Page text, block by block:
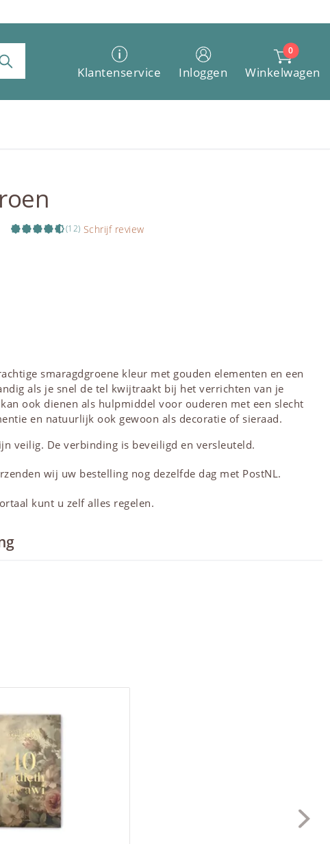
Klantenservice Inloggen
0
Winkelwagen
(12) Schrijf review
smaragdgroene kleur met gouden elementen en een
als je snel de tel kwijtraakt bij het verrichten van je
kan ook dienen als hulpmiddel voor ouderen met een slecht
en natuurlijk ook gewoon als decoratie of sieraad.
veilig. De verbinding is beveiligd en versleuteld.
wij uw bestelling nog dezelfde dag met PostNL.
kunt u zelf alles regelen.